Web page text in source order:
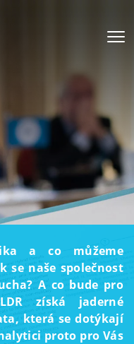
a co můžeme
se naše společnost
A co bude pro
získá jaderné
která se dotýkají
proto pro Vás